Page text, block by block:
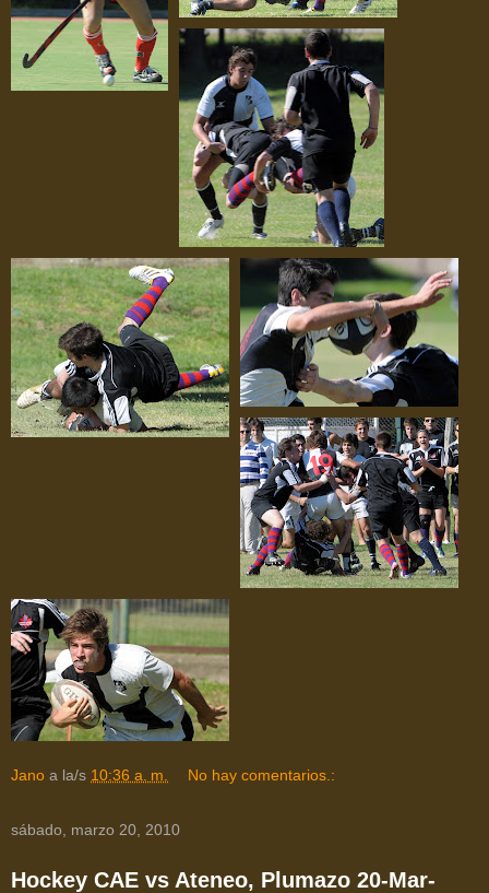
Jano a la/s 10:36 a. m. No hay comentarios.:
sábado, marzo 20, 2010
Hockey CAE vs Ateneo, Plumazo 20-Mar-